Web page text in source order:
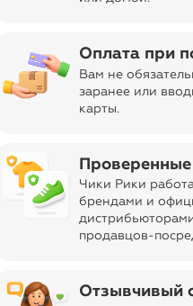
Оплата при
Вам не
заранее или
карты.
Чики Рики
брендами и
продавцов-
Отзывчивый
перчика - огонь))